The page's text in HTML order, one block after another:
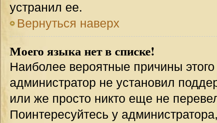
устранил ее.
Вернуться наверх
Моего языка нет в списке!
Наиболее вероятные причины этого
администратор не установил
или же просто никто еще не
Поинтересуйтесь у